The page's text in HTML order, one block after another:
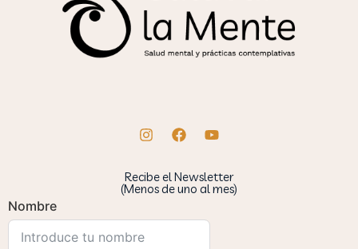
Recibe el Newsletter
(Menos de uno al mes)
Nombre